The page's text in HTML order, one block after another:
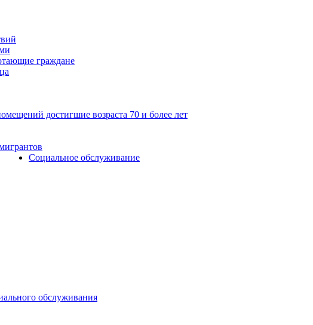
граждане
достигшие возраста 70 и более лет
Социальное обслуживание
обслуживания